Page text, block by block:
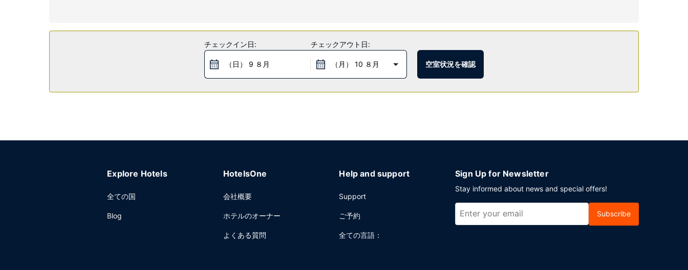
無料のセルフサービスの朝食を毎日、6:00 ～ 9:00 までお召し上がりいただけます。
チェックイン日:
（日） 9 ８月
チェックアウト日:
（月） 10 ８月 空室状況を確認
Explore Hotels
全ての国
Blog
HotelsOne
会社概要
ホテルのオーナー
よくある質問
Help and support
Support
ご予約
全ての言語：
Sign Up for Newsletter
Stay informed about news and special offers!
Subscribe